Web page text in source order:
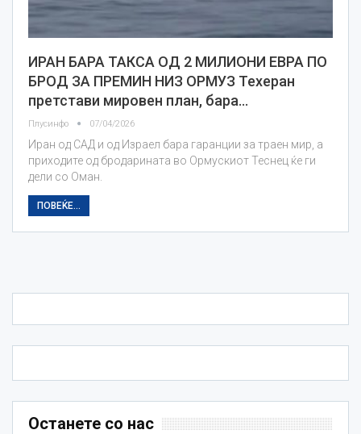
ИРАН БАРА ТАКСА ОД 2 МИЛИОНИ ЕВРА ПО
БРОД ЗА ПРЕМИН НИЗ ОРМУЗ Техеран
претстави мировен план, бара…
Плусинфо 07/04/2026
Иран од САД и од Израел бара гаранции за траен мир, а
приходите од бродарината во Ормускиот Теснец ќе ги
дели со Оман.
ПОВЕЌЕ...
Останете со нас